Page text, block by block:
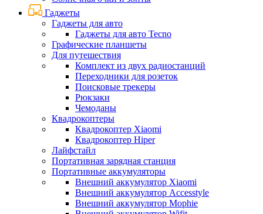
Гаджеты
Гаджеты для авто
Гаджеты для авто Tecno
Графические планшеты
Для путешествия
Комплект из двух радиостанций
Переходники для розеток
Поисковые трекеры
Рюкзаки
Чемоданы
Квадрокоптеры
Квадрокоптер Xiaomi
Квадрокоптер Hiper
Лайфстайл
Портативная зарядная станция
Портативные аккумуляторы
Внешний аккумулятор Xiaomi
Внешний аккумулятор Accesstyle
Внешний аккумулятор Mophie